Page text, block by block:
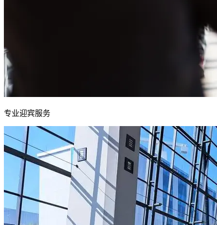
专业迎宾服务